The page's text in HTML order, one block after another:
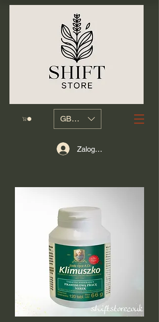
GBP (£)
Zaloguj się